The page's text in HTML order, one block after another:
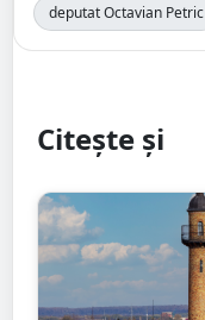
deputat Octavian Petric
Citește și